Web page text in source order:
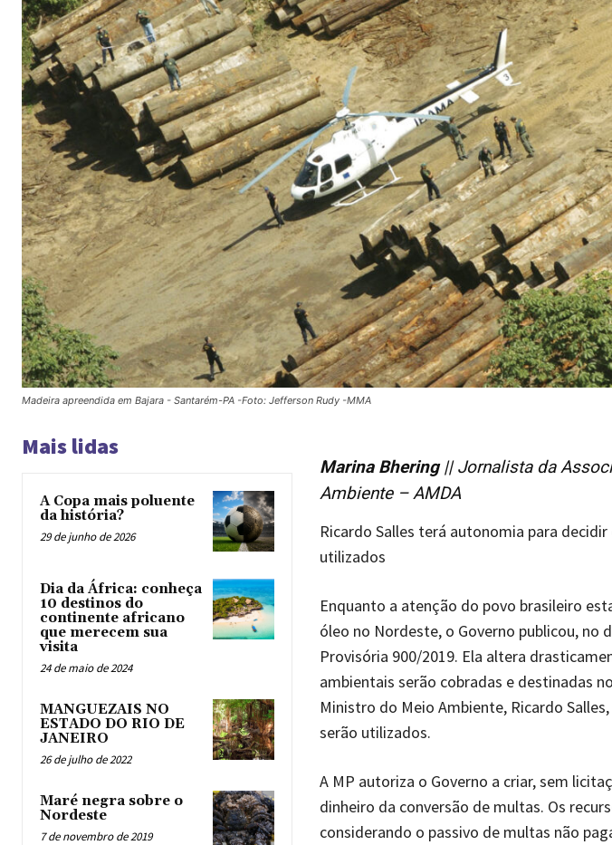
Madeira apreendida em Bajara - Santarém-PA -Foto: Jefferson Rudy -MMA
Mais lidas
A Copa mais poluente
da história?
29 de junho de 2026
Dia da África: conheça
10 destinos do
continente africano
que merecem sua
visita
24 de maio de 2024
MANGUEZAIS NO
ESTADO DO RIO DE
JANEIRO
26 de julho de 2022
Maré negra sobre o
Nordeste
7 de novembro de 2019
Marina Bhering|| Jornalista da
Ambiente – AMDA
Ricardo Salles terá autonomia para
utilizados
Enquanto a atenção do povo brasileiro
óleo no Nordeste, o Governo publicou, no
Provisória 900/2019. Ela altera
ambientais serão cobradas e destinadas
Ministro do Meio Ambiente, Ricardo
serão utilizados.
A MP autoriza o Governo a criar, sem
dinheiro da conversão de multas. Os
considerando o passivo de multas não